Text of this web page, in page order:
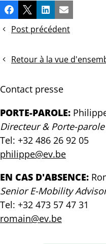
Partager
cette
publication!
Facebook
X LinkedInEmail
Post précédent
Communiqué
presse:
recharge
il
y
a
du
sur
la
planche
Retour à la vue
Contact presse
PORTE-PAROLE:
Directeur & Porte-parole
Tel: +32 486 26 92 05
philippe@ev.be
EN CAS D'ABSENCE:
Senior E-Mobility
Tel: +32 473 57 47 31
romain@ev.be